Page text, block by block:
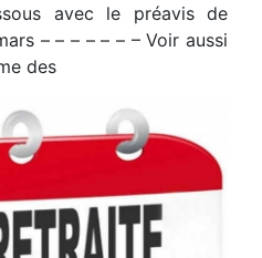
avec le préavis de
– – – – – – – Voir aussi
des